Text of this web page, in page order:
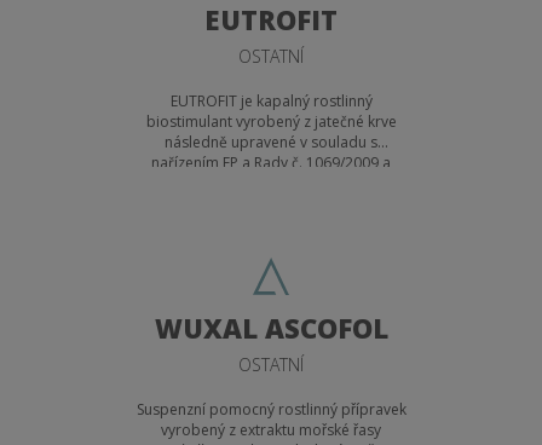
EUTROFIT
OSTATNÍ
EUTROFIT je kapalný rostlinný
biostimulant vyrobený z jatečné krve
následně upravené v souladu s
nařízením EP a Rady č. 1069/2009 a
aminokyseliny) příznivě působící na
fotosyntézu. Používá se postřikem na
cukrovka, brambory, luskoviny a
kulturách (réva vinná, chmel).
WUXAL ASCOFOL
OSTATNÍ
Suspenzní pomocný rostlinný přípravek
vyrobený z extraktu mořské řasy